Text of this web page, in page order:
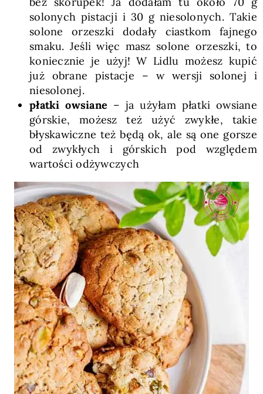
solonych pistacji i 30 g niesolonych. Takie
solone orzeszki dodały ciastkom fajnego
smaku. Jeśli więc masz solone orzeszki, to
koniecznie je użyj! W Lidlu możesz kupić
już obrane pistacje – w wersji solonej i
niesolonej.
płatki owsiane – ja użyłam płatki owsiane
górskie, możesz też użyć zwykłe, takie
błyskawiczne też będą ok, ale są one gorsze
od zwykłych i górskich pod względem
wartości odżywczych